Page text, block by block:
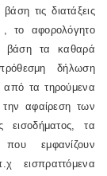
τις διατάξεις
, το αφορολόγητο
βάση τα καθαρά
δήλωση
από τα τηρούμενα
την αφαίρεση των
εισοδήματος, τα
εμφανίζουν
εισπραττόμενα